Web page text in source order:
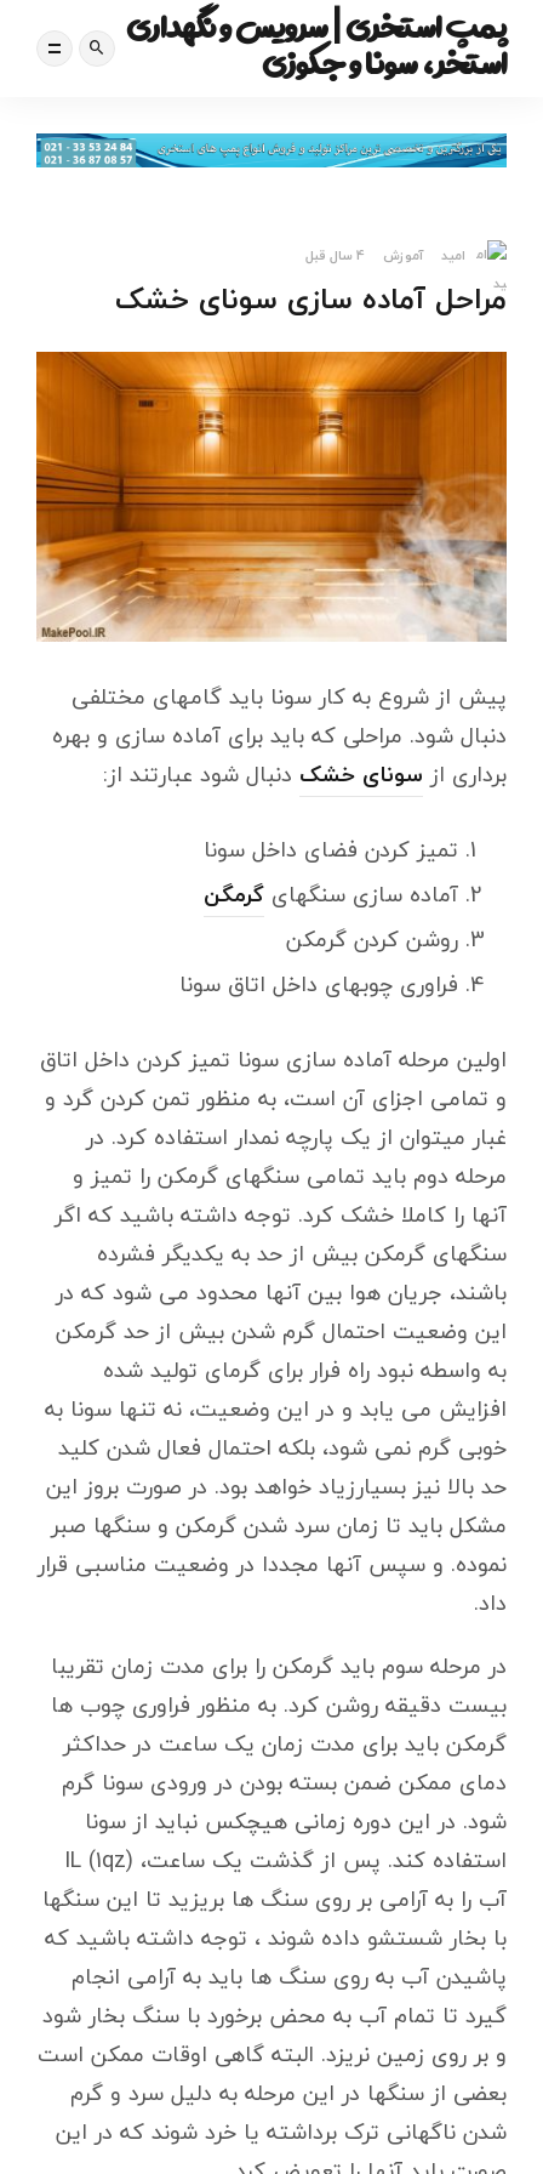
پمپ استخری | سرویس و نگهداری
استخر، سونا و جکوزی
امید آموزش 4 سال قبل
مراحل آماده سازی سونای خشک
پیش از شروع به کار سونا باید گامهای مختلفی
دنبال شود. مراحلی که باید برای آماده سازی و بهره
برداری از سونای خشک دنبال شود عبارتند از:
تمیز کردن فضای داخل سونا
آماده سازی سنگهای گرمگن
روشن کردن گرمکن
فراوری چوبهای داخل اتاق سونا
اولین مرحله آماده سازی سونا تمیز کردن داخل اتاق
و تمامی اجزای آن است، به منظور تمن کردن گرد و
غبار میتوان از یک پارچه نمدار استفاده کرد. در
مرحله دوم باید تمامی سنگهای گرمکن را تمیز و
آنها را کاملا خشک کرد. توجه داشته باشید که اگر
سنگهای گرمکن بیش از حد به یکدیگر فشرده
باشند، جریان هوا بین آنها محدود می شود که در
این وضعیت احتمال گرم شدن بیش از حد گرمکن
به واسطه نبود راه فرار برای گرمای تولید شده
افزایش می یابد و در این وضعیت، نه تنها سونا به
خوبی گرم نمی شود، بلکه احتمال فعال شدن کلید
حد بالا نیز بسیارزیاد خواهد بود. در صورت بروز این
مشکل باید تا زمان سرد شدن گرمکن و سنگها صبر
نموده. و سپس آنها مجددا در وضعیت مناسبی قرار
داد.
در مرحله سوم باید گرمکن را برای مدت زمان تقریبا
بیست دقیقه روشن کرد. به منظور فراوری چوب ها
گرمکن باید برای مدت زمان یک ساعت در حداکثر
دمای ممکن ضمن بسته بودن در ورودی سونا گرم
شود. در این دوره زمانی هیچکس نباید از سونا
استفاده کند. پس از گذشت یک ساعت، (IL (1qz
آب را به آرامی بر روی سنگ ها بریزید تا این سنگها
با بخار شستشو داده شوند ، توجه داشته باشید که
پاشیدن آب به روی سنگ ها باید به آرامی انجام
گیرد تا تمام آب به محض برخورد با سنگ بخار شود
و بر روی زمین نریزد. البته گاهی اوقات ممکن است
بعضی از سنگها در این مرحله به دلیل سرد و گرم
شدن ناگهانی ترک برداشته یا خرد شوند که در این